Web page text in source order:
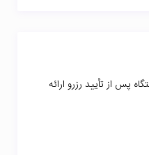
پس از تأیید رزرو ارائه